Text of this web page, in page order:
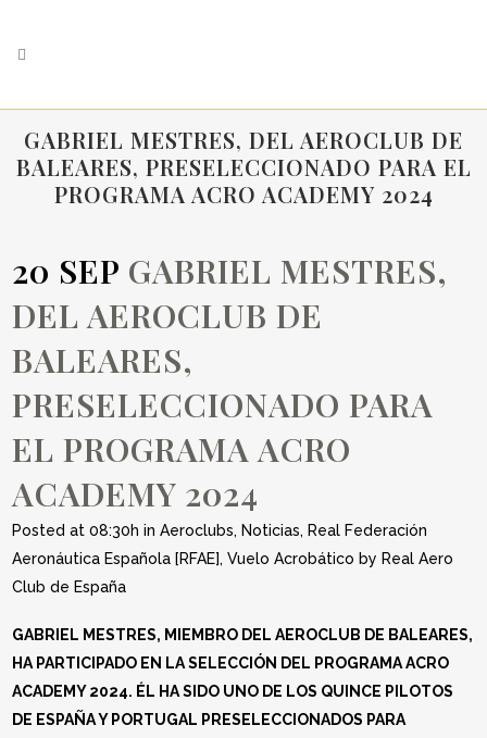
GABRIEL MESTRES, DEL AEROCLUB DE
BALEARES, PRESELECCIONADO PARA EL
PROGRAMA ACRO ACADEMY 2024
20 SEP GABRIEL MESTRES,
DEL AEROCLUB DE
BALEARES,
PRESELECCIONADO PARA
EL PROGRAMA ACRO
ACADEMY 2024
Posted at 08:30h inAeroclubs, Noticias, Real Federación
Aeronáutica Española [RFAE],Vuelo Acrobático by Real Aero
Club de España
GABRIEL MESTRES, MIEMBRO DEL AEROCLUB DE BALEARES,
HA PARTICIPADO EN LA SELECCIÓN DEL PROGRAMA ACRO
ACADEMY 2024. ÉL HA SIDO UNO DE LOS QUINCE PILOTOS
DE ESPAÑA Y PORTUGAL PRESELECCIONADOS PARA